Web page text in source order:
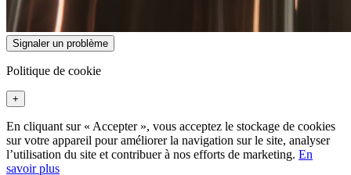
Signaler un problème
Politique de cookie
+
En cliquant sur « Accepter », vous acceptez le stockage de cookies
sur votre appareil pour améliorer la navigation sur le site, analyser
l’utilisation du site et contribuer à nos efforts de marketing. En
savoir plus